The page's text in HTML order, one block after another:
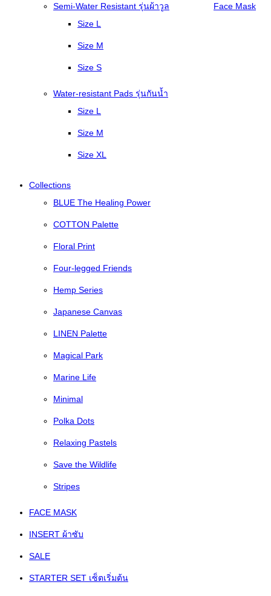
Semi-Water Resistant รุ่นผ้าวูล
Size L
Size M
Size S
Water-resistant Pads รุ่นกันน้ำ
Size L
Size M
Size XL
Collections
BLUE The Healing Power
COTTON Palette
Floral Print
Four-legged Friends
Hemp Series
Japanese Canvas
LINEN Palette
Magical Park
Marine Life
Minimal
Polka Dots
Relaxing Pastels
Save the Wildlife
Stripes
FACE MASK
INSERT ผ้าซับ
SALE
STARTER SET เซ็ตเริ่มต้น
Face Mask